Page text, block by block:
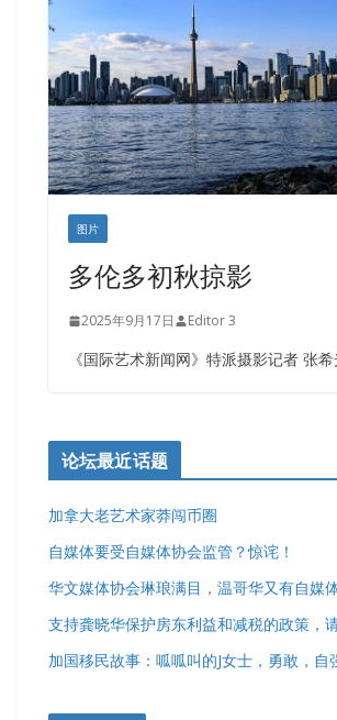
正点印艺设计
图片
多伦多初秋掠影
2025年9月17日 Editor 3
《国际艺术新闻网》特派摄影记者 张
论坛最近话题
加拿大老艺术家莽闯币圈
自媒体要受自媒体协会监管？惊诧！
华文媒体协会琳琅满目，温哥华又有自媒
支持龚晓华保护房东利益和减税的政策，
加国移民故事：呱呱叫的J女士，勇敢，自